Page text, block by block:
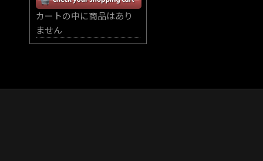
カートの中に商品はあり
ません